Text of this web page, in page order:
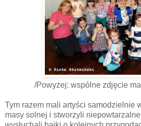
/Powyżej: wspólne zdjęcie
Tym razem mali artyści samodzielnie
masy solnej i stworzyli